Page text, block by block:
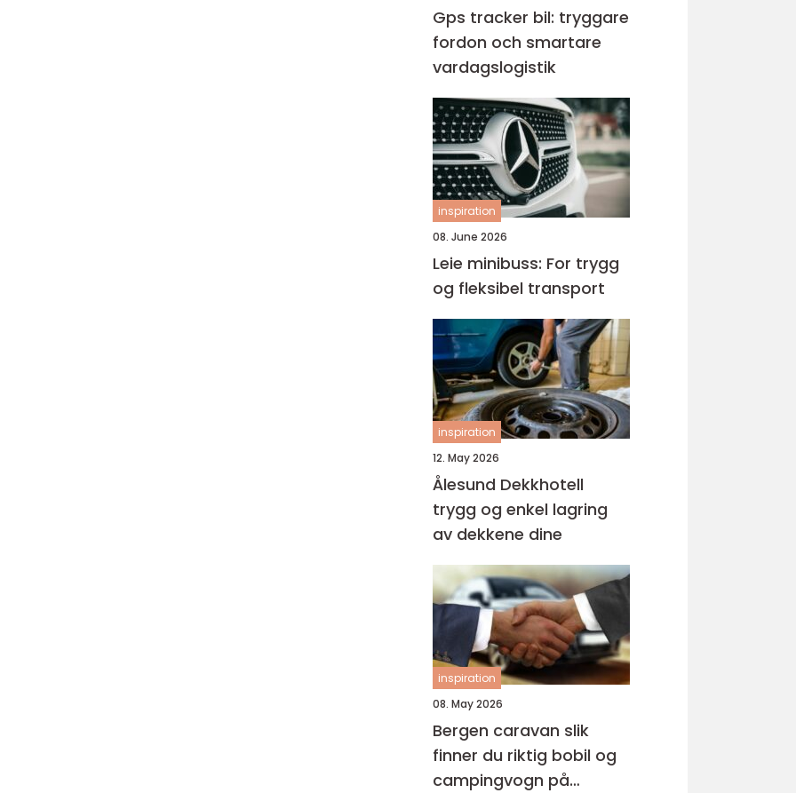
Gps tracker bil: tryggare
fordon och smartare
vardagslogistik
inspiration
08. June 2026
Leie minibuss: For trygg
og fleksibel transport
inspiration
12. May 2026
Ålesund Dekkhotell
trygg og enkel lagring
av dekkene dine
inspiration
08. May 2026
Bergen caravan slik
finner du riktig bobil og
campingvogn på